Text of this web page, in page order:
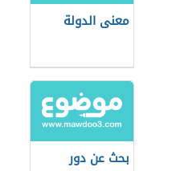
معنى الدولة
بحث عن دور